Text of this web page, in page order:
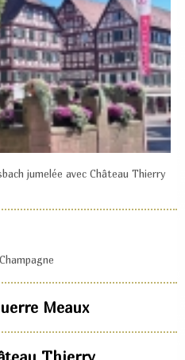
jumelée avec Château Thierry
Meaux